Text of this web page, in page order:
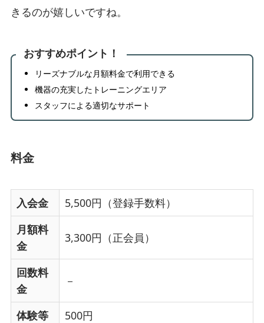
きるのが嬉しいですね。
おすすめポイント！
リーズナブルな月額料金で利用できる
機器の充実したトレーニングエリア
スタッフによる適切なサポート
料金
入会金
5,500円（登録手数料）
月額料
金
3,300円（正会員）
回数料
金
－
体験等 500円